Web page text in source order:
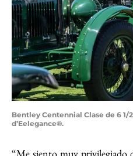
Bentley Centennial Clase de 6 1/
d’Eelegance®.